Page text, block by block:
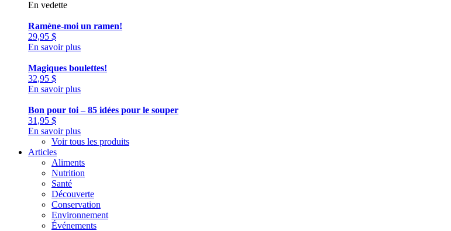
En vedette
Ramène-moi un ramen!
29,95 $
En savoir plus
Magiques boulettes!
32,95 $
En savoir plus
Bon pour toi – 85 idées pour le souper
31,95 $
En savoir plus
Voir tous les produits
Articles
Aliments
Nutrition
Santé
Découverte
Conservation
Environnement
Événements